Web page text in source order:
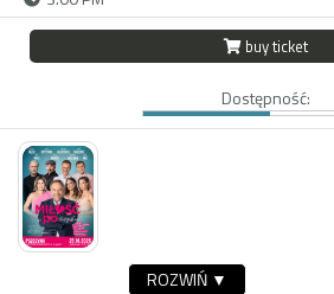
buy ticket
Dostępność:
ROZWIŃ ▼